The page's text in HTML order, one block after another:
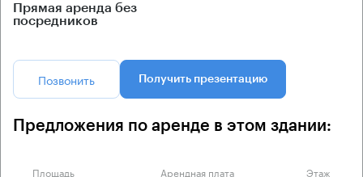
Прямая аренда без
посредников
Позвонить Получить презентацию
Предложения по аренде в этом здании:
Площадь Арендная плата Этаж